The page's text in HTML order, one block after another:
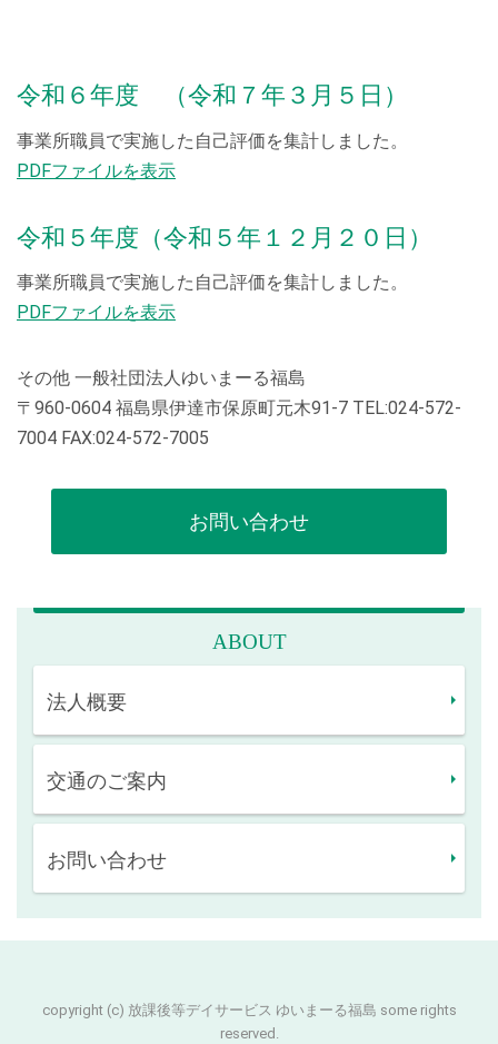
令和６年度 （令和７年３月５日）
事業所職員で実施した自己評価を集計しました。
PDFファイルを表示
令和５年度（令和５年１２月２０日）
事業所職員で実施した自己評価を集計しました。
PDFファイルを表示
その他 一般社団法人ゆいまーる福島
〒960-0604 福島県伊達市保原町元木91-7 TEL:024-572-
7004 FAX:024-572-7005
お問い合わせ
ABOUT
法人概要
交通のご案内
お問い合わせ
copyright (c) 放課後等デイサービス ゆいまーる福島 some rights
reserved.